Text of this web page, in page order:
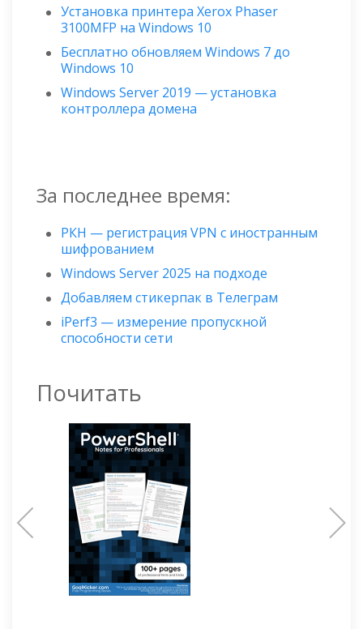
Установка принтера Xerox Phaser
3100MFP на Windows 10
Бесплатно обновляем Windows 7 до
Windows 10
Windows Server 2019 — установка
контроллера домена
За последнее время:
РКН — регистрация VPN с иностранным
шифрованием
Windows Server 2025 на подходе
Добавляем стикерпак в Телеграм
iPerf3 — измерение пропускной
способности сети
Почитать